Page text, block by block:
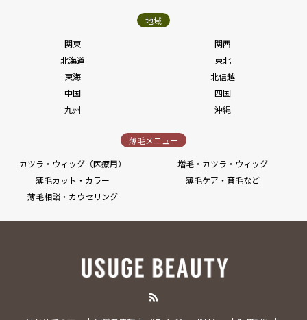
地域
関東
関西
北海道
東北
東海
北信越
中国
四国
九州
沖縄
薄毛メニュー
カツラ・ウィッグ（医療用）
増毛・カツラ・ウィッグ
薄毛カット・カラー
薄毛ケア・育毛など
薄毛相談・カウセリング